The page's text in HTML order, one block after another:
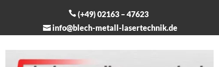
(+49) 02163 – 47623
info@blech-metall-lasertechnik.de